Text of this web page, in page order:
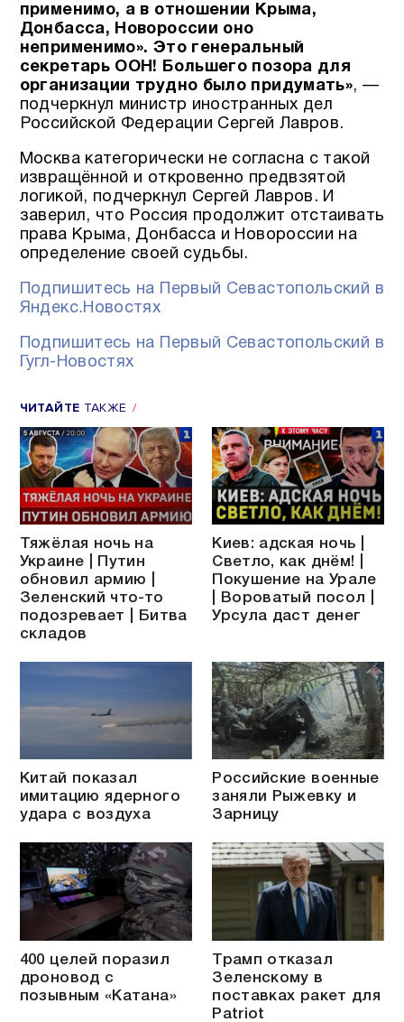
применимо, а в отношении Крыма,
Донбасса, Новороссии оно
неприменимо». Это генеральный
секретарь ООН! Большего позора для
организации трудно было придумать», —
подчеркнул министр иностранных дел
Российской Федерации Сергей Лавров.
Москва категорически не согласна с такой
извращённой и откровенно предвзятой
логикой, подчеркнул Сергей Лавров. И
заверил, что Россия продолжит отстаивать
права Крыма, Донбасса и Новороссии на
определение своей судьбы.
Подпишитесь на Первый Севастопольский в
Яндекс.Новостях
Подпишитесь на Первый Севастопольский в
Гугл-Новостях
ЧИТАЙТЕ ТАКЖЕ
Тяжёлая ночь на
Украине | Путин
обновил армию |
Зеленский что-то
подозревает | Битва
складов
Киев: адская ночь |
Светло, как днём! |
Покушение на Урале
| Вороватый посол |
Урсула даст денег
Китай показал
имитацию ядерного
удара с воздуха
Российские военные
заняли Рыжевку и
Зарницу
400 целей поразил
дроновод с
позывным «Катана»
Трамп отказал
Зеленскому в
поставках ракет для
Patriot